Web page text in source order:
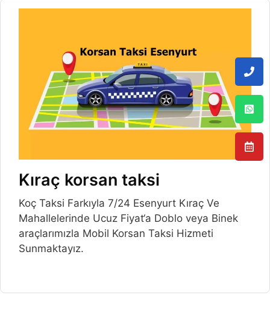
Kıraç korsan taksi
Koç Taksi Farkıyla 7/24 Esenyurt Kıraç Ve
Mahallelerinde Ucuz Fiyat‘a Doblo veya Binek
araçlarımızla Mobil Korsan Taksi Hizmeti
Sunmaktayız.